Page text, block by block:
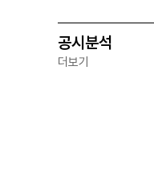
공시분석
더보기